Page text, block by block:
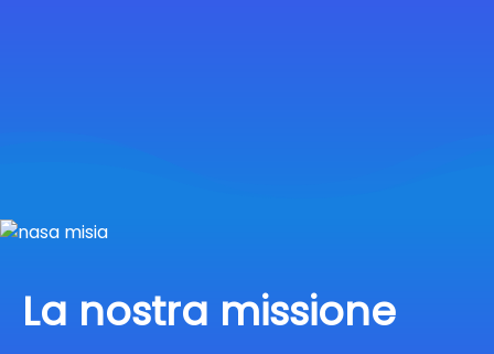
La nostra missione